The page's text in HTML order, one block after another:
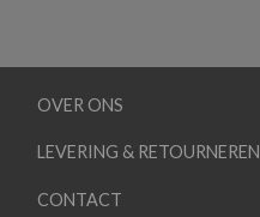
OVER ONS
LEVERING & RETOURNEREN
CONTACT